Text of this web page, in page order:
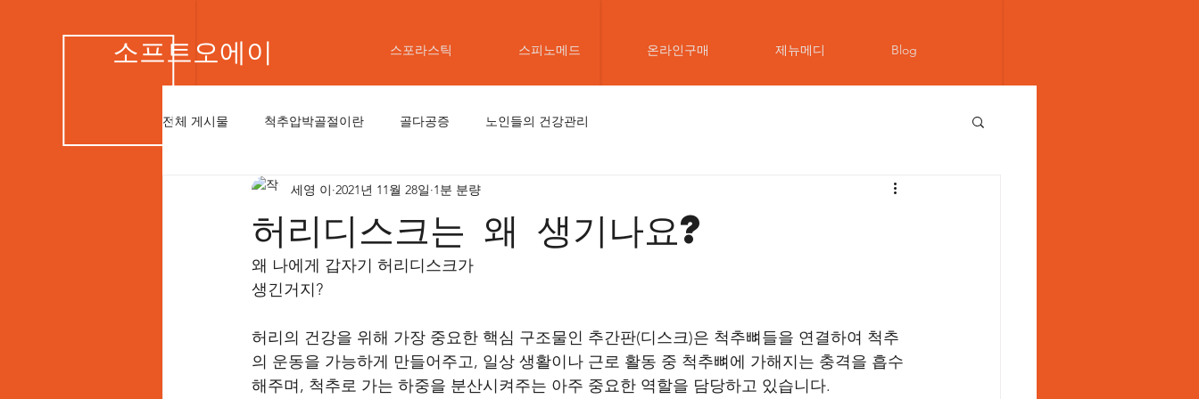
소프트오에이 스포라스틱 스피노메드 온라인구매 제뉴메디 Blog
전체 게시물 척추압박골절이란 골다공증 노인들의 건강관리
허리디스크는 왜 생기나요?
세영 이 2021년 11월 28일 1분 분량
왜 나에게 갑자기 허리디스크가
생긴거지?
허리의 건강을 위해 가장 중요한 핵심 구조물인 추간판(디스크)은 척추뼈들을 연결하여 척추
의 운동을 가능하게 만들어주고, 일상 생활이나 근로 활동 중 척추뼈에 가해지는 충격을 흡수
해주며, 척추로 가는 하중을 분산시켜주는 아주 중요한 역할을 담당하고 있습니다.